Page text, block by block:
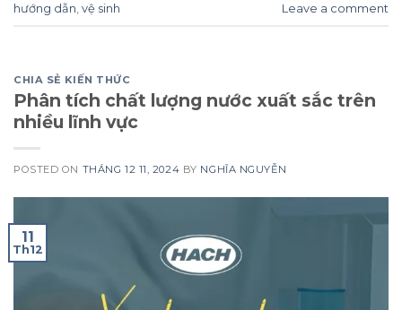
hướng dẫn vệ sinh Leave a comment
CHIA SẺ KIẾN THỨC
Phân tích chất lượng nước xuất sắc trên
nhiều lĩnh vực
POSTED ON THÁNG 12 11, 2024 BY NGHĨA NGUYỄN
11
Th12